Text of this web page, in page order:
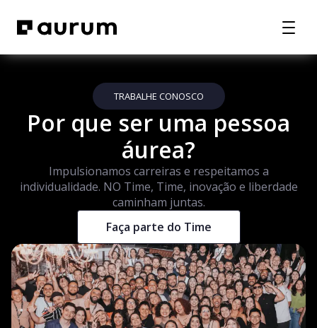
TRABALHE CONOSCO
Por que ser uma pessoa
áurea?
Impulsionamos carreiras e respeitamos a
individualidade. NO Time, Time, inovação e liberdade
caminham juntas.
Faça parte do Time